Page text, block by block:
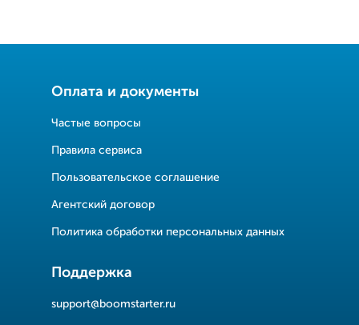
Оплата и документы
Частые вопросы
Правила сервиса
Пользовательское соглашение
Агентский договор
Политика обработки персональных данных
Поддержка
support@boomstarter.ru